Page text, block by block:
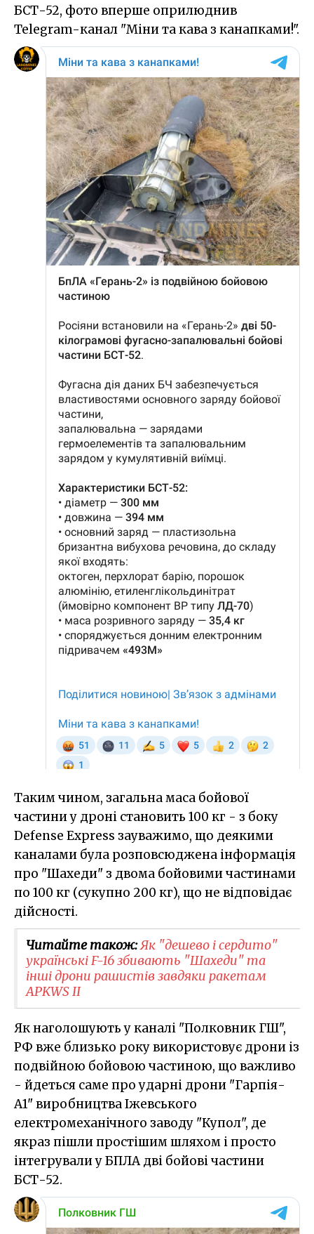
БСТ-52, фото вперше оприлюднив
Telegram-канал "Міни та кава з канапками!".
Таким чином, загальна маса бойової
частини у дроні становить 100 кг - з боку
Defense Express зауважимо, що деякими
каналами була розповсюджена інформація
про "Шахеди" з двома бойовими частинами
по 100 кг (сукупно 200 кг), що не відповідає
дійсності.
Читайте також:Як "дешево і сердито"
українські F-16 збивають "Шахеди" та
інші дрони рашистів завдяки ракетам
APKWS ​II
Як наголошують у каналі "Полковник ГШ",
РФ вже близько року використовує дрони із
подвійною бойовою частиною, що важливо
- йдеться саме про ударні дрони "Гарпія-
А1" виробництва Іжевського
електромеханічного заводу "Купол", де
якраз пішли простішим шляхом і просто
інтегрували у БПЛА дві бойові частини
БСТ-52.